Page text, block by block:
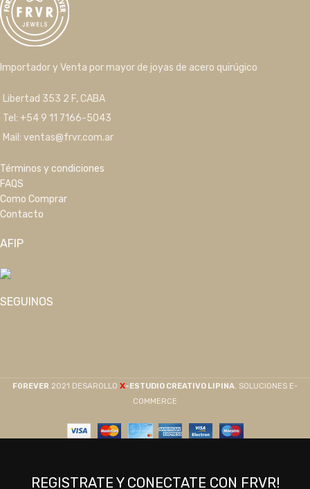
Importador y Venta por mayor de joyas de acero quirúgico
Libertad 353 2 F, CABA
Tel: +54 9 11 7166-5043
Mail: ventas@frvr.com.ar
Términos y condiciones
FAQS
Como Comprar
Contacto
AFIP
SEGUINOS
F0REVER 2021 DESAROLLO X-ESTUDIO CREATIVO LIPINA. SOLUCIONES E-
COMMERCE
REGISTRATE Y CONECTATE CON FRVR!